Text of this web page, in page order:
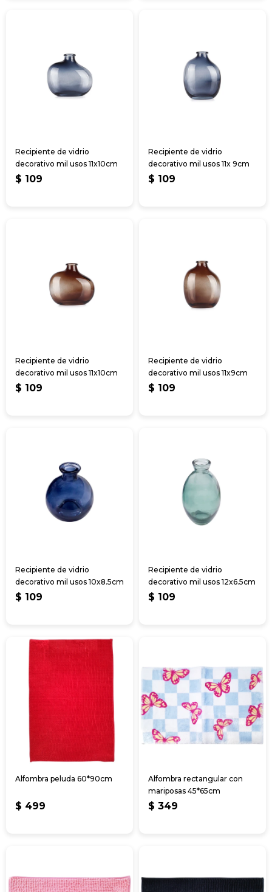
Recipiente de vidrio
decorativo mil usos 11x10cm
$ 109
Recipiente de vidrio
decorativo mil usos 11x 9cm
$ 109
Recipiente de vidrio
decorativo mil usos 11x10cm
$ 109
Recipiente de vidrio
decorativo mil usos 11x9cm
$ 109
Recipiente de vidrio
decorativo mil usos 10x8.5cm
$ 109
Recipiente de vidrio
decorativo mil usos 12x6.5cm
$ 109
Alfombra peluda 60*90cm
$ 499
Alfombra rectangular con
mariposas 45*65cm
$ 349